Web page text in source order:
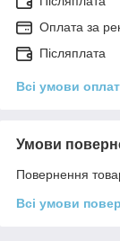
Оплата за
Післяплата
Всі умови
Умови
Повернення
Всі умови